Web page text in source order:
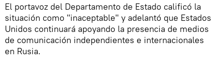
El portavoz del Departamento de Estado calificó la
situación como "inaceptable" y adelantó que Estados
Unidos continuará apoyando la presencia de medios
de comunicación independientes e internacionales
en Rusia.